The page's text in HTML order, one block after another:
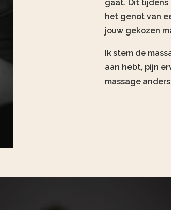
gaat. Dit tijdens
het genot van
jouw gekozen
Ik stem de
aan hebt, pijn
massage